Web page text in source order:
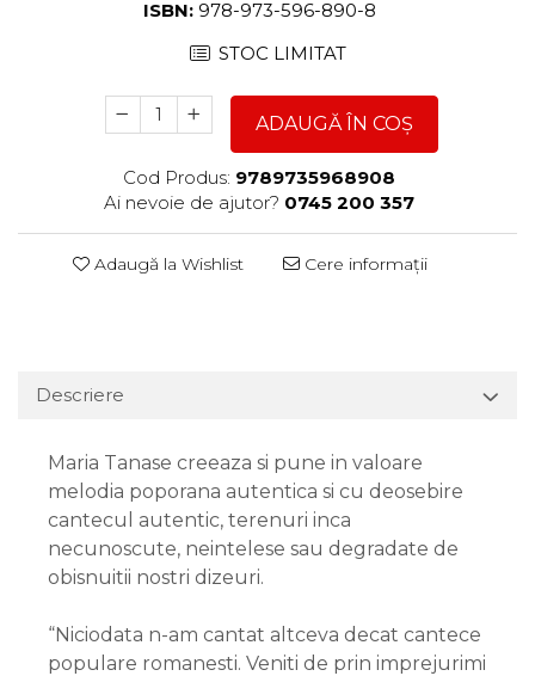
ISBN: 978-973-596-890-8
STOC LIMITAT
ADAUGĂ ÎN COȘ
Cod Produs: 9789735968908
Ai nevoie de ajutor? 0745 200 357
Adaugă la Wishlist Cere informații
Descriere
Maria Tanase creeaza si pune in valoare
melodia poporana autentica si cu deosebire
cantecul autentic, terenuri inca
necunoscute, neintelese sau degradate de
obisnuitii nostri dizeuri.
“Niciodata n-am cantat altceva decat cantece
populare romanesti. Veniti de prin imprejurimi